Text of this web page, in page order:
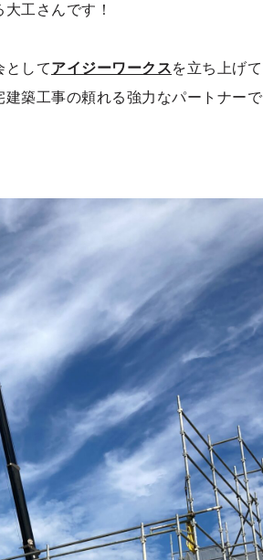
工さんです！
としてアイジーワークスを立ち上げて
築工事の頼れる強力なパートナーで